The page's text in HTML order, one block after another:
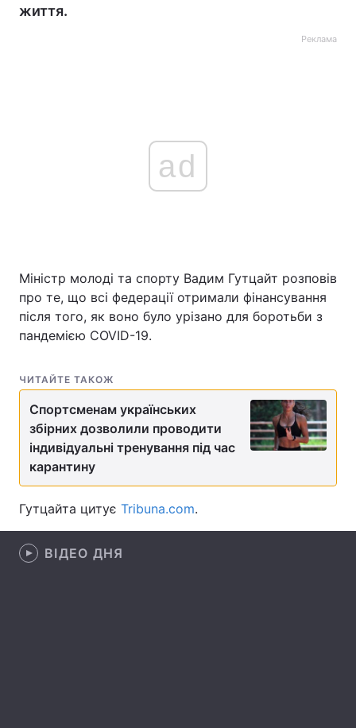
Україна Політика
Економіка Світ
Техно і зв'язок Лайт
Зброя Інциденти
Здоров'я
Екологія Регіони
Лонгріди
життя.
Реклама
ad
Міністр молоді та спорту Вадим Гутцайт розповів
про те, що всі федерації отримали фінансування
після того, як воно було урізано для боротьби з
пандемією COVID-19.
ЧИТАЙТЕ ТАКОЖ
Спортсменам українських
збірних дозволили проводити
індивідуальні тренування під час
карантину
Гутцайта цитує Tribuna.com.
ВІДЕО ДНЯ